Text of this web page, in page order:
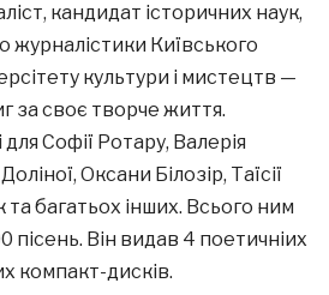
кандидат історичних наук,
журналістики Київського
культури і мистецтв —
за своє творче життя.
Софії Ротару, Валерія
Оксани Білозір, Таїсії
та багатьох інших. Всього ним
пісень. Він видав 4 поетичніих
компакт-дисків.